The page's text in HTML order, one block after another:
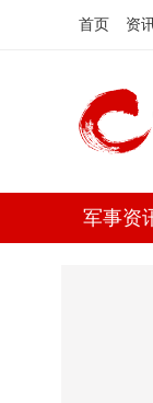
首页 资
军事资